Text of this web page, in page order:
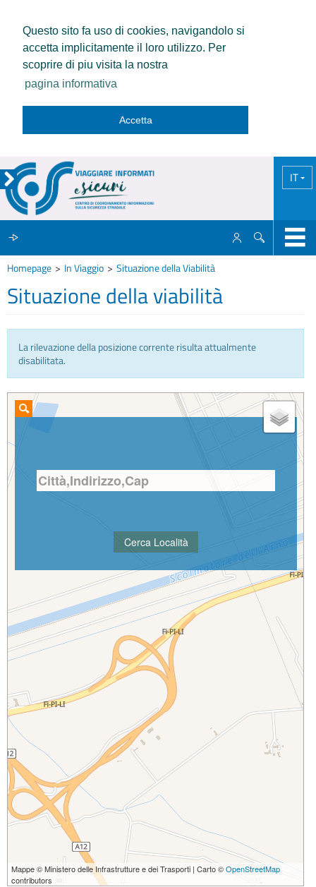
Questo sito fa uso di cookies, navigandolo si
accetta implicitamente il loro utilizzo. Per
scoprire di piu visita la nostra
pagina informativa
Accetta
IT
IL CCISS
INFO E MEDIA
IN VIAGGIO
Homepage In Viaggio Situazione della Viabilità
Situazione della viabilità
La rilevazione della posizione corrente risulta attualmente
disabilitata.
Mappe © Ministero delle Infrastrutture e dei Trasporti | Carto ©OpenStreetMap
contributors